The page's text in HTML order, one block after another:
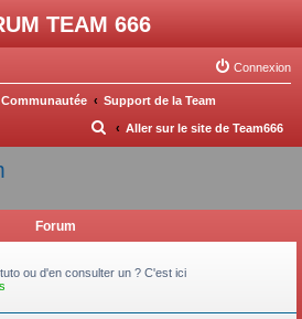
TEAM 666
Connexion
Support de la Team
Aller sur le site de Team666
R
h
Forum
ou d'en consulter un ? C'est ici